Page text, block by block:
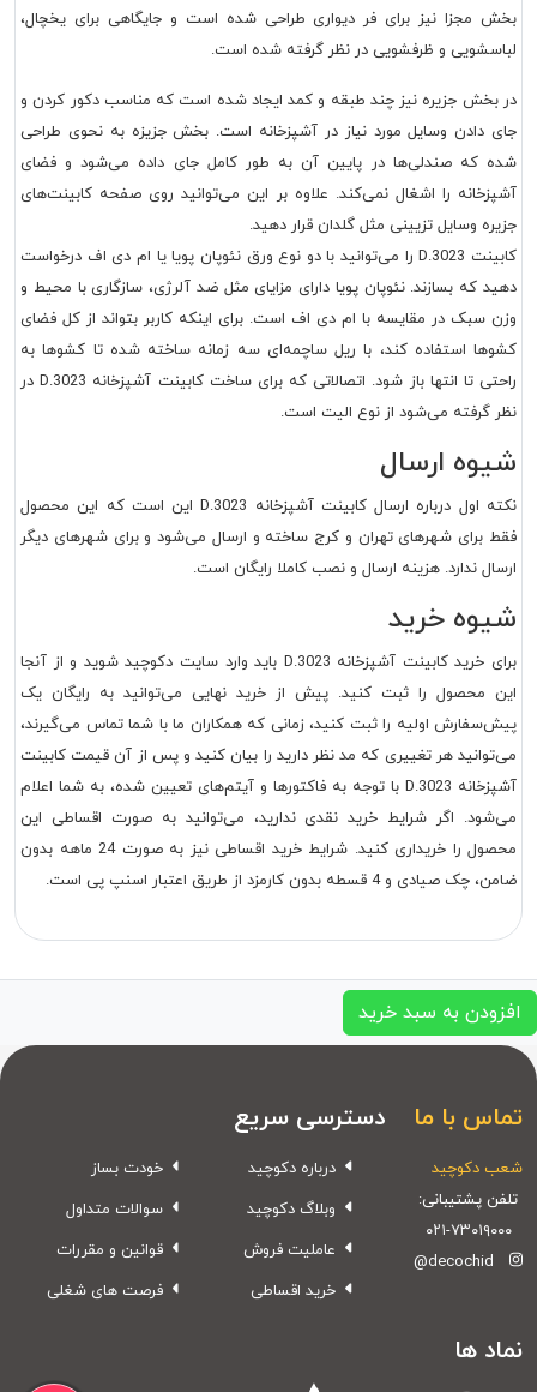
بخش مجزا نیز برای فر دیواری طراحی شده است و جایگاهی برای یخچال،
لباسشویی و ظرفشویی در نظر گرفته شده است.
در بخش جزیره نیز چند طبقه و کمد ایجاد شده است که مناسب دکور کردن و
جای دادن وسایل مورد نیاز در آشپزخانه است. بخش جزیزه به نحوی طراحی
شده که صندلی‌ها در پایین آن به طور کامل جای داده می‌شود و فضای
آشپزخانه را اشغال نمی‌کند. علاوه بر این می‌توانید روی صفحه کابینت‌های
جزیره وسایل تزیینی مثل گلدان قرار دهید.
کابینت D.3023
را می‌توانید با دو نوع ورق نئوپان پویا یا ام دی اف درخواست
دهید که بسازند. نئوپان پویا دارای مزایای مثل ضد آلرژی، سازگاری با محیط و
وزن سبک در مقایسه با ام دی اف است. برای اینکه کاربر بتواند از کل فضای
کشوها استفاده کند، با ریل ساچمه‌ای سه زمانه ساخته شده تا کشوها به
راحتی تا انتها باز شود. اتصالاتی که برای ساختکابینت آشپزخانه D.3023
در
نظر گرفته می‌شود از نوع الیت است.
شیوه ارسال
نکته اول درباره ارسالکابینت آشپزخانه D.3023
این است که این محصول
فقط برای شهرهای تهران و کرج ساخته و ارسال می‌شود و برای شهرهای دیگر
ارسال ندارد. هزینه ارسال و نصب کاملا رایگان است.
شیوه خرید
برای خریدکابینت آشپزخانه D.3023
باید وارد سایت دکوچید شوید و از آنجا
این محصول را ثبت کنید. پیش از خرید نهایی می‌توانید به رایگان یک
پیش‌سفارش اولیه را ثبت کنید، زمانی که همکاران ما با شما تماس می‌گیرند،
می‌توانید هر تغییری که مد نظر دارید را بیان کنید و پس از آن قیمت کابینت
آشپزخانه D.3023
با توجه به فاکتورها و آیتم‌های تعیین شده، به شما اعلام
می‌شود. اگر شرایط خرید نقدی ندارید، می‌توانید به صورت اقساطی این
محصول را خریداری کنید. شرایط خرید اقساطی نیز به صورت 24 ماهه بدون
ضامن، چک صیادی و 4 قسطه بدون کارمزد از طریق اعتبار اسنپ پی است.
افزودن به سبد خرید
تماس با ما
شعب دکوچید
تلفن پشتیبانی:
۰۲۱-۷۳۰۱۹۰۰۰
@decochid
دسترسی سریع
درباره دکوچید
وبلاگ دکوچید
عاملیت فروش
خرید اقساطی
خودت بساز
سوالات متداول
قوانین و مقررات
فرصت های شغلی
نماد ها